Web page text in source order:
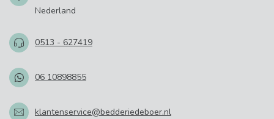
Nederland
0513 - 627419
06 10898855
klantenservice@bedderiedeboer.nl